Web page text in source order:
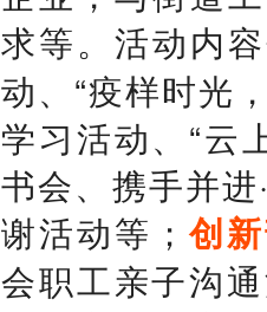
求等。活动内
动、“疫样时光
学习活动、“云
书会、携手并
谢活动等；创
会职工亲子沟